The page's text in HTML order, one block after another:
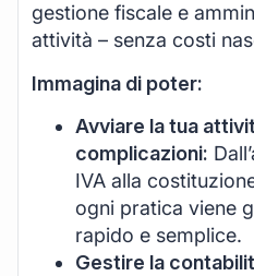
gestione fiscale e
attività – senza costi
Immagina di poter:
Avviare la tua
complicazioni:
IVA alla
ogni pratica viene
rapido e semplice.
Gestire la